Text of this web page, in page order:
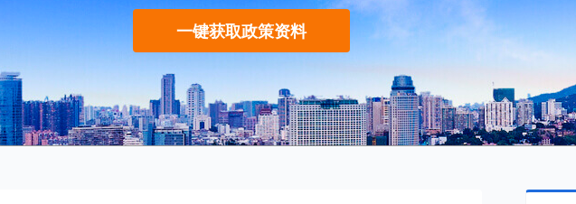
一键获取政策资料